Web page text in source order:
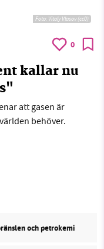
Foto: Vitaly Vlasov (cc0)
0
kallar nu
att gasen är
behöver.
och petrokemi